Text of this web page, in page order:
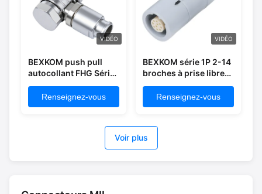
VIDÉO
BEXKOM push pull
autocollant FHG Série
B Taille 1 2-16 broches
cuivre chrome enduit
coque doré enduit
isolant IP50 étanche à
Renseignez-vous
VIDÉO
BEXKOM série 1P 2-14
broches à prise libre
femelle LEMO Redel
ODU connecteurs
circulaires push-pull
contacts en laiton
classés IP50 et
plaqués or coque
Renseignez-vous
Voir plus